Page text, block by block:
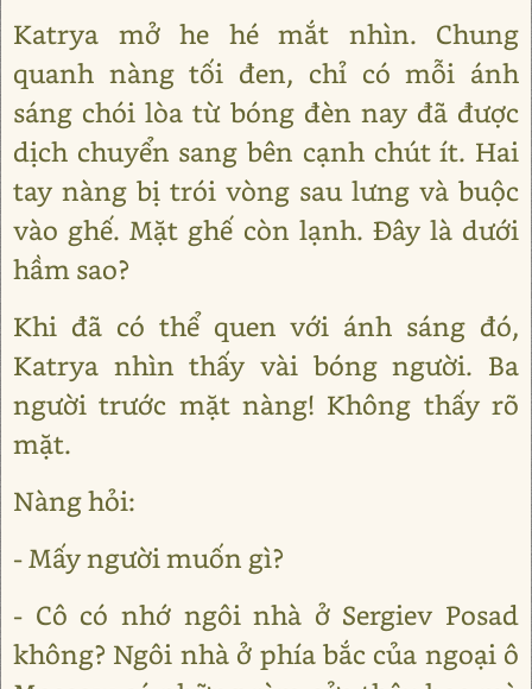
Katrya mở he hé mắt nhìn. Chung
quanh nàng tối đen, chỉ có mỗi ánh
sáng chói lòa từ bóng đèn nay đã được
dịch chuyển sang bên cạnh chút ít. Hai
tay nàng bị trói vòng sau lưng và buộc
vào ghế. Mặt ghế còn lạnh. Đây là dưới
hầm sao?
Khi đã có thể quen với ánh sáng đó,
Katrya nhìn thấy vài bóng người. Ba
người trước mặt nàng! Không thấy rõ
mặt.
Nàng hỏi:
- Mấy người muốn gì?
- Cô có nhớ ngôi nhà ở Sergiev Posad
không? Ngôi nhà ở phía bắc của ngoại ô